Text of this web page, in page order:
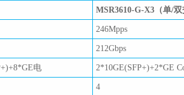
MSR3610-G-X3（单/双
246Mpps
212Gbps
电 2*10GE(SFP+)+2*GE
4